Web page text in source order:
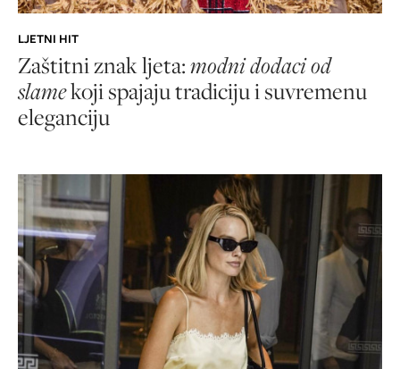
LJETNI HIT
Zaštitni znak ljeta:modni dodaci od
slamekoji spajaju tradiciju i suvremenu
eleganciju